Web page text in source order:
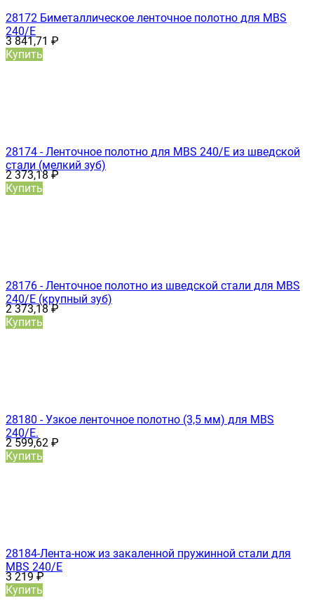
28172 Биметаллическое ленточное полотно для MBS
240/E
3 841,71 ₽
Купить
28174 - Ленточное полотно для MBS 240/E из шведской
стали (мелкий зуб)
2 373,18₽
Купить
28176 - Ленточное полотно из шведской стали для MBS
240/E (крупный зуб)
2 373,18₽
Купить
28180 - Узкое ленточное полотно (3,5 мм) для MBS
240/E.
2 599,62 ₽
Купить
28184-Лента-нож из закаленной пружинной стали для
MBS 240/E
3 219₽
Купить